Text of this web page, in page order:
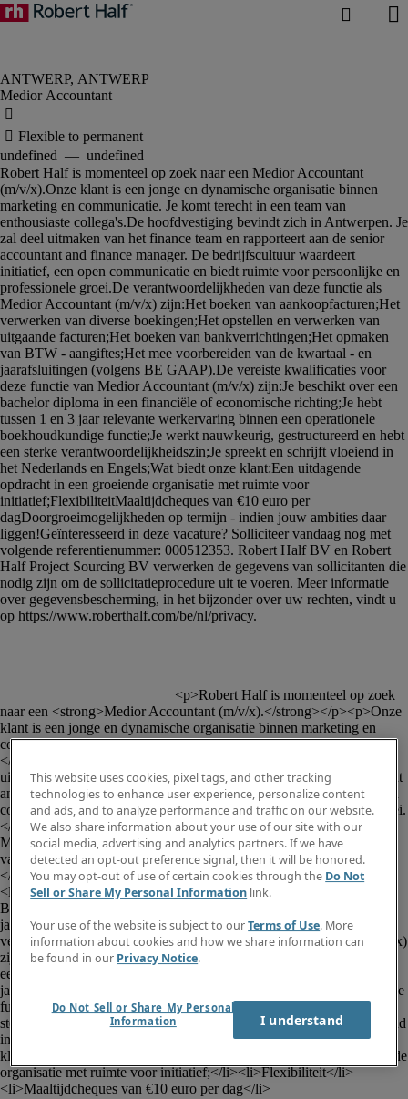
Medior Accountant
naar een <strong>Medior Accountant (m/v/x).</strong></p><p>Onze
klant is een jonge en dynamische organisatie binnen marketing en
communicatie. Je komt terecht in een team van enthousiaste collega's.
</p><p>De hoofdvestiging bevindt zich in Antwerpen. Je zal deel
uitmaken van het finance team en rapporteert aan de senior accountant
and finance manager. De bedrijfscultuur waardeert initiatief, een open
communicatie en biedt ruimte voor persoonlijke en professionele groei.
</p><p><strong>De verantwoordelijkheden van deze functie als
Medior Accountant (m/v/x) zijn:</strong></p><ul><li>Het boeken
van aankoopfacturen;</li><li>Het verwerken van diverse boekingen;
</li><li>Het opstellen en verwerken van uitgaande facturen;</li>
<li>Het boeken van bankverrichtingen;</li><li>Het opmaken van
BTW - aangiftes;</li><li>Het mee voorbereiden van de kwartaal - en
jaarafsluitingen (volgens BE GAAP).</li></ul><p><strong>De
vereiste kwalificaties voor deze functie van Medior Accountant (m/v/x)
zijn:</strong></p><ul><li>Je beschikt over een bachelor diploma in
een financiële of economische richting;</li><li>Je hebt tussen 1 en 3
jaar relevante werkervaring binnen een operationele boekhoudkundige
functie;</li><li>Je werkt nauwkeurig, gestructureerd en hebt een
sterke verantwoordelijkheidszin;</li><li>Je spreekt en schrijft vloeiend
in het Nederlands en Engels;</li></ul><p><strong>Wat biedt onze
klant:</strong></p><ul><li>Een uitdagende opdracht in een groeiende
organisatie met ruimte voor initiatief;</li><li>Flexibiliteit</li>
<li>Maaltijdcheques van €10 euro per dag</li>
This website uses cookies, pixel tags, and other tracking
technologies to enhance user experience, personalize content
and ads, and to analyze performance and traffic on our website.
We also share information about your use of our site with our
social media, advertising and analytics partners. If we have
detected an opt-out preference signal, then it will be honored.
You may opt-out of use of certain cookies through the Do Not
Sell or Share My Personal Information link.
Your use of the website is subject to ourTerms of Use. More
information about cookies and how we share information can
be found in our Privacy Notice.
Do Not Sell or Share My Personal
Information
I understand